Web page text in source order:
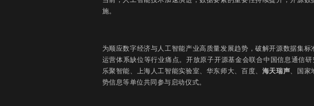
施。
为顺应数字经济与人工智能产业高质量发展趋势，破解开源数据集
运营体系缺位等行业痛点。开放原子开源基金会联合中国信息通信研
乐聚智能、上海人工智能实验室、华东师大、百度、 海天瑞声、国家
势信息等单位共同参与启动仪式。